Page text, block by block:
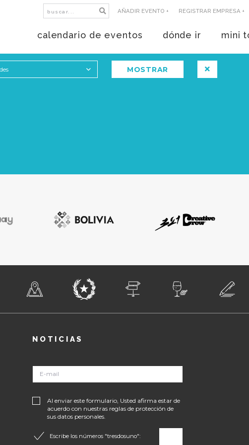
AÑADIR EVENTO + REGISTRAR EMPRESA +
calendario de eventos dónde ir mini
NOTICIAS
Al enviar este formulario, Usted afirma estar de
acuerdo con nuestras reglas de protección de
sus datos personales.
Escribe los números "tresdosuno":